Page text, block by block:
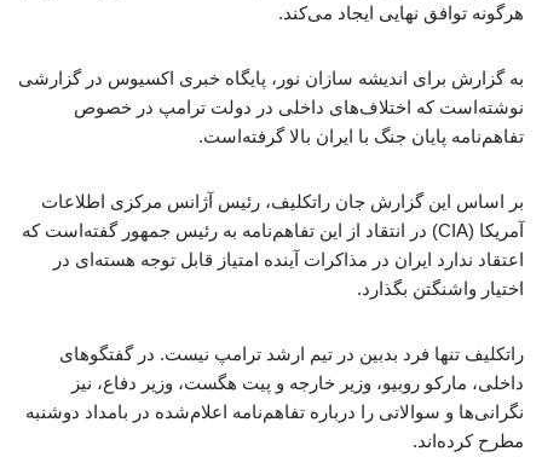
هرگونه توافق نهایی ایجاد می‌کند.
به گزارش برای اندیشه سازان نور، پایگاه خبری اکسیوس در گزارشی
نوشته‌است که اختلاف‌های داخلی در دولت ترامپ در خصوص
تفاهم‌نامه پایان جنگ با ایران بالا گرفته‌است.
بر اساس این گزارش جان راتکلیف، رئیس آژانس مرکزی اطلاعات
آمریکا (CIA) در انتقاد از این تفاهم‌نامه به رئیس جمهور گفته‌است که
اعتقاد ندارد ایران در مذاکرات آینده امتیاز قابل توجه هسته‌ای در
اختیار واشنگتن بگذارد.
راتکلیف تنها فرد بدبین در تیم ارشد ترامپ نیست. در گفتگوهای
داخلی، مارکو روبیو، وزیر خارجه و پیت هگست، وزیر دفاع، نیز
نگرانی‌ها و سوالاتی را درباره تفاهم‌نامه اعلام‌شده در بامداد دوشنبه
مطرح کرده‌اند.